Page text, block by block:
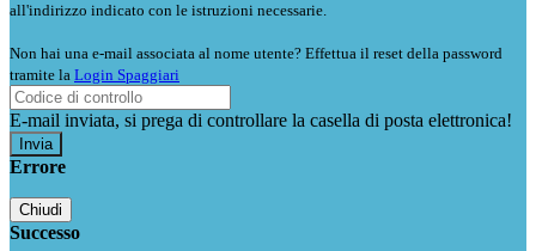
all'indirizzo indicato con le istruzioni necessarie.
Non hai una e-mail associata al nome utente? Effettua il reset della password
tramite la Login Spaggiari
E-mail inviata, si prega di controllare la casella di posta elettronica!
Errore
Chiudi
Successo